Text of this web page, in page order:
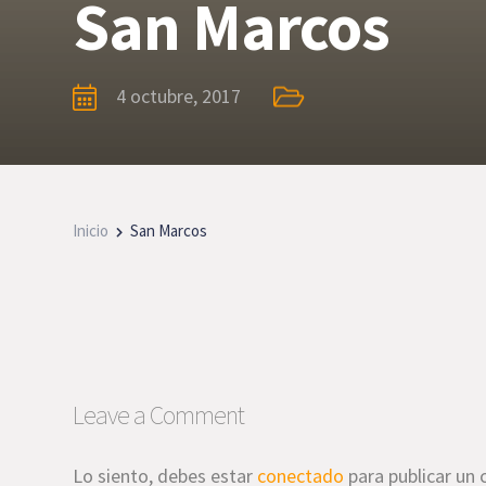
San Marcos
4 octubre, 2017
Inicio San Marcos
Leave a Comment
Lo siento, debes estar conectado para publicar un